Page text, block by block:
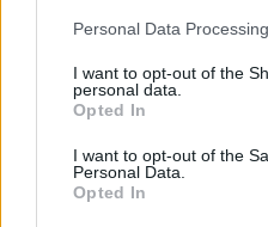
Please note that this website/
not limited to your visit or
grant or deny consent to
use your data for below
consent section.
Personal Data
I want to opt-out of the
personal data.
Opted In
I want to opt-out of the
Personal Data.
Opted In